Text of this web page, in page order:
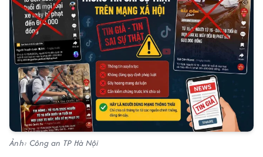
Ảnh: Công an TP Hà Nội